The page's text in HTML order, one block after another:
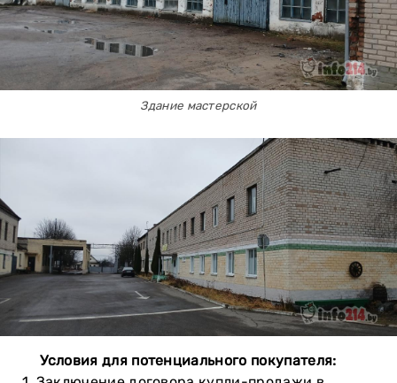
Здание мастерской
Условия для потенциального покупателя: